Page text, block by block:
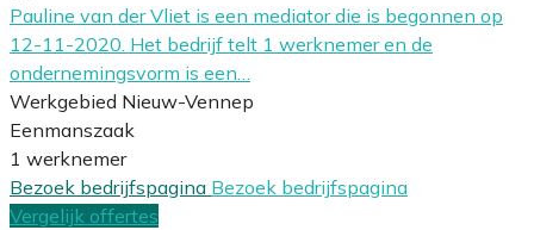
Pauline van der Vliet is een mediator die is begonnen op
12-11-2020. Het bedrijf telt 1 werknemer en de
ondernemingsvorm is een…
Werkgebied Nieuw-Vennep
Eenmanszaak
1 werknemer
Bezoek bedrijfspagina Bezoek bedrijfspagina
Vergelijk offertes